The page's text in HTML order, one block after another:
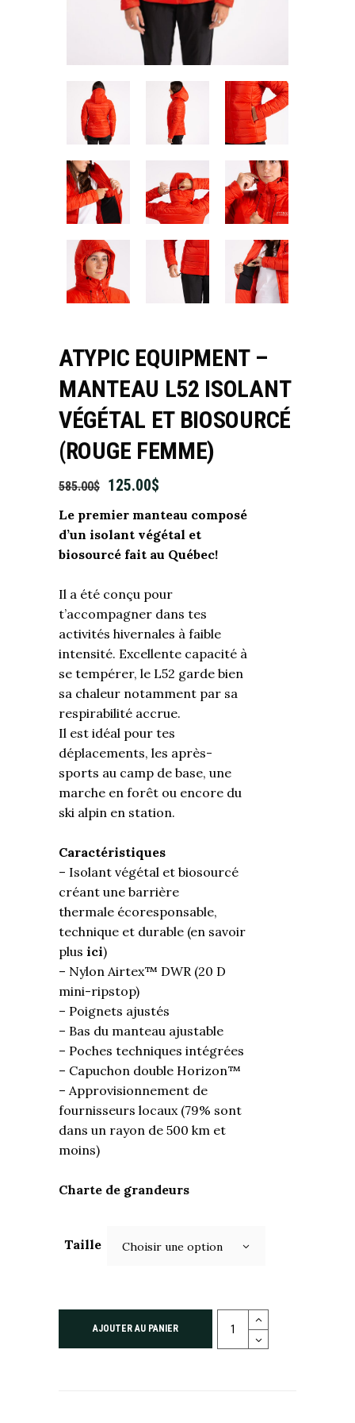
ATYPIC EQUIPMENT –
MANTEAU L52 ISOLANT
VÉGÉTAL ET BIOSOURCÉ
(ROUGE FEMME)
585.00$ 125.00$
Le premier manteau composé
d’un isolant végétal et
biosourcé fait au Québec!
Il a été conçu pour
t’accompagner dans tes
activités hivernales à faible
intensité. Excellente capacité à
se tempérer, le L52 garde bien
sa chaleur notamment par sa
respirabilité accrue.
Il est idéal pour tes
déplacements, les après-
sports au camp de base, une
marche en forêt ou encore du
ski alpin en station.
Caractéristiques
– Isolant végétal et biosourcé
créant une barrière
thermale écoresponsable,
technique et durable (en savoir
plus ici)
– Nylon Airtex™️ DWR (20 D
mini-ripstop)
– Poignets ajustés
– Bas du manteau ajustable
– Poches techniques intégrées
– Capuchon double Horizon™️
– Approvisionnement de
fournisseurs locaux (79% sont
dans un rayon de 500 km et
moins)
Charte de grandeurs
Taille Choisir une option
AJOUTER AU PANIER